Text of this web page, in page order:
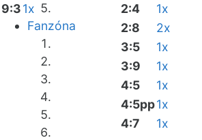
Fanzóna
9:31x
2:4
1x
2:8
2x
3:5
1x
3:9
1x
4:5
1x
4:5pp1x
4:7
1x